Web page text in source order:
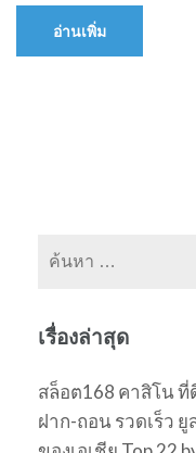
อ่านเพิ่ม
เรื่องล่าสุด
สล็อต168 คาสิโน ที่
ฝาก-ถอน รวดเร็ว ยู